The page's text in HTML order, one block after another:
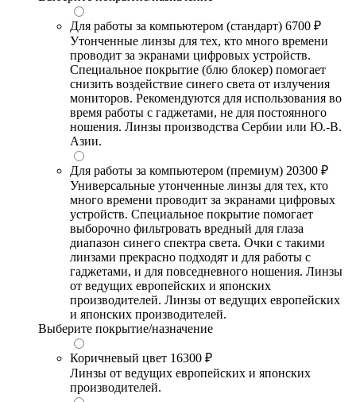
Для работы за компьютером (стандарт) 6700 ₽
Утонченные линзы для тех, кто много времени
проводит за экранами цифровых устройств.
Специальное покрытие (блю блокер) помогает
снизить воздействие синего света от излучения
мониторов. Рекомендуются для использования во
время работы с гаджетами, не для постоянного
ношения. Линзы производства Сербии или Ю.-В.
Азии.
Для работы за компьютером (премиум) 20300 ₽
Универсальные утонченные линзы для тех, кто
много времени проводит за экранами цифровых
устройств. Специальное покрытие помогает
выборочно фильтровать вредный для глаза
диапазон синего спектра света. Очки с такими
линзами прекрасно подходят и для работы с
гаджетами, и для повседневного ношения. Линзы
от ведущих европейских и японских
производителей. Линзы от ведущих европейских
и японских производителей.
Выберите покрытие/назначение
Коричневый цвет 16300 ₽
Линзы от ведущих европейских и японских
производителей.